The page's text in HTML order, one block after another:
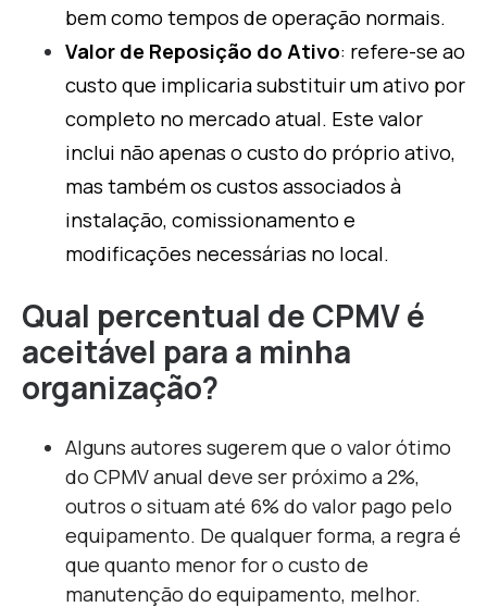
bem como tempos de operação normais.
Valor de Reposição do Ativo: refere-se ao
custo que implicaria substituir um ativo por
completo no mercado atual. Este valor
inclui não apenas o custo do próprio ativo,
mas também os custos associados à
instalação, comissionamento e
modificações necessárias no local.
Qual percentual de CPMV é
aceitável para a minha
organização?
Alguns autores sugerem que o valor ótimo
do CPMV anual deve ser próximo a 2%,
outros o situam até 6% do valor pago pelo
equipamento. De qualquer forma, a regra é
que quanto menor for o custo de
manutenção do equipamento, melhor.